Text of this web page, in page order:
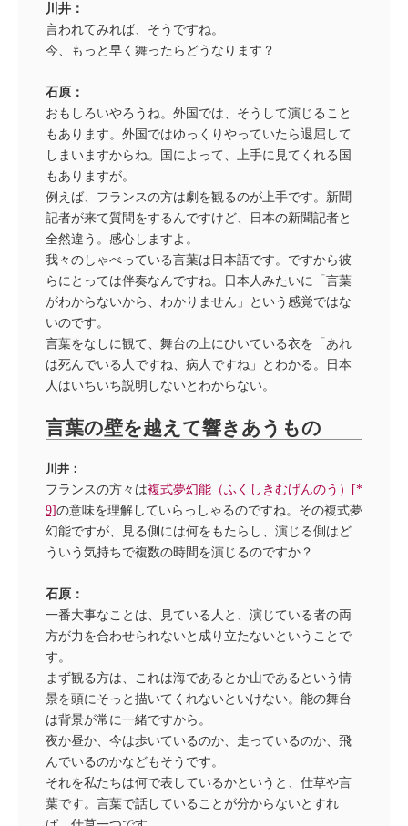
川井：
言われてみれば、そうですね。
今、もっと早く舞ったらどうなります？
石原：
おもしろいやろうね。外国では、そうして演じること
もあります。外国ではゆっくりやっていたら退屈して
しまいますからね。国によって、上手に見てくれる国
もありますが。
例えば、フランスの方は劇を観るのが上手です。新聞
記者が来て質問をするんですけど、日本の新聞記者と
全然違う。感心しますよ。
我々のしゃべっている言葉は日本語です。ですから彼
らにとっては伴奏なんですね。日本人みたいに「言葉
がわからないから、わかりません」という感覚ではな
いのです。
言葉をなしに観て、舞台の上にひいている衣を「あれ
は死んでいる人ですね、病人ですね」とわかる。日本
人はいちいち説明しないとわからない。
言葉の壁を越えて響きあうもの
川井：
フランスの方々は複式夢幻能（ふくしきむげんのう）[*
9]の意味を理解していらっしゃるのですね。その複式夢
幻能ですが、見る側には何をもたらし、演じる側はど
ういう気持ちで複数の時間を演じるのですか？
石原：
一番大事なことは、見ている人と、演じている者の両
方が力を合わせられないと成り立たないということで
す。
まず観る方は、これは海であるとか山であるという情
景を頭にそっと描いてくれないといけない。能の舞台
は背景が常に一緒ですから。
夜か昼か、今は歩いているのか、走っているのか、飛
んでいるのかなどもそうです。
それを私たちは何で表しているかというと、仕草や言
葉です。言葉で話していることが分からないとすれ